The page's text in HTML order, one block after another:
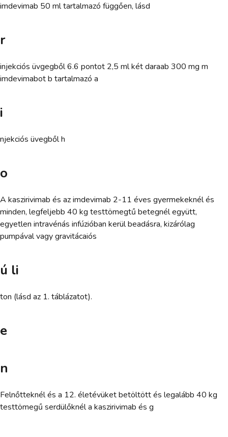
imdevimab 50 ml tartalmazó függően, lásd
r
injekciós üvgegből 6.6 pontot 2,5 ml két daraab 300 mg m
imdevimabot b tartalmazó a
i
njekciós üvegből h
o
A kaszirivimab és az imdevimab 2-11 éves gyermekeknél és
minden, legfeljebb 40 kg testtömegtű betegnél együtt,
egyetlen intravénás infúzióban kerül beadásra, kizárólag
pumpával vagy gravitácaiós
ú li
ton (lásd az 1. táblázatot).
e
n
Felnőtteknél és a 12. életévüket betöltött és legalább 40 kg
testtömegű serdülőknél a kaszirivimab és g